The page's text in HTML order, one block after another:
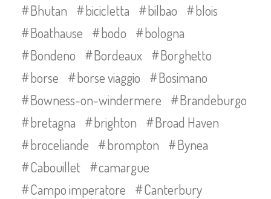
Bhutan
bicicletta bilbao
blois
Boathause
bodo
bologna
Bondeno
Bordeaux
Borghetto
borse
borse viaggio
Bosimano
Bowness-on-windermere
Brandeburgo
bretagna
brighton
Broad Haven
broceliande
brompton
Bynea
Cabouillet
camargue
Campo imperatore
Canterbury